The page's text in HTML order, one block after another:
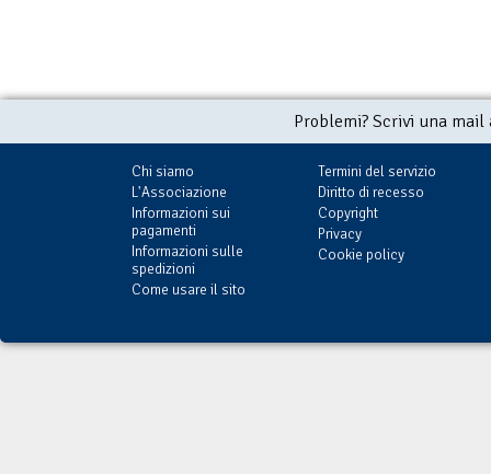
Problemi? Scrivi una
Chi siamo
L'Associazione
Informazioni sui
pagamenti
Informazioni sulle
spedizioni
Come usare il sito
Termini del servizio
Diritto di recesso
Copyright
Privacy
Cookie policy